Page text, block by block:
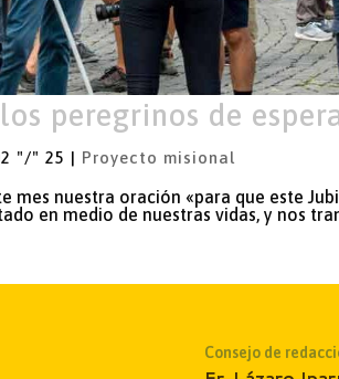
peregrinos de
"/" 25 | Proyecto misional
mes nuestra oración «para que este
en medio de nuestras vidas, y nos
Consejo de